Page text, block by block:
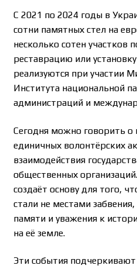
С 2021 по 2024 годы в
сотни памятных стел на
несколько сотен участков
реставрацию или
реализуются при участии
Института национальной
администраций и
Сегодня можно говорить о
единичных волонтёрских
взаимодействия
общественных
создаёт основу для того,
стали не местами
памяти и уважения к
на её земле.
Эти события